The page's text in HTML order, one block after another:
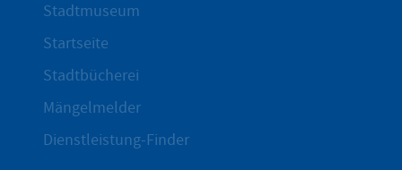
Stadtmuseum
Startseite
Stadtbücherei
Mängelmelder
Dienstleistung-Finder